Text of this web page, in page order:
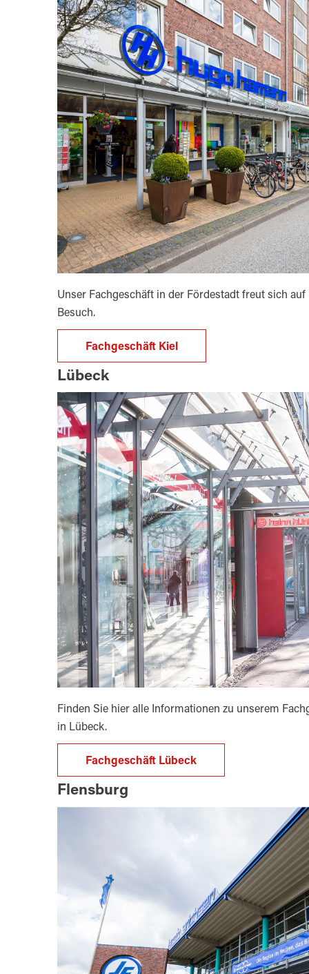
Unser Fachgeschäft in der Fördestadt freut sich auf
Besuch.
Fachgeschäft Kiel
Lübeck
Finden Sie hier alle Informationen zu unserem
in Lübeck.
Fachgeschäft Lübeck
Flensburg